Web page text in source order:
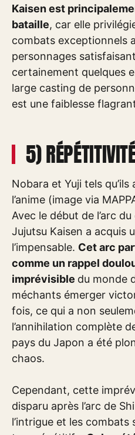
Kaisen est
bataille, car elle
combats exceptionnels
personnages
certainement quelques
large casting de
est une faiblesse
5)
Nobara et Yuji tels
l’anime (image via
Avec le début de l’arc
Jujutsu Kaisen a acquis
l’impensable. Cet arc
comme un rappel
imprévisible du monde
méchants émerger
fois, ce qui a non
l’annihilation complète
pays du Japon a été
chaos.
Cependant, cette
disparu après l’arc de
l’intrigue et les combats